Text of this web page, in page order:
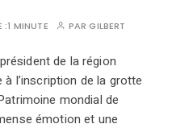
:1 MINUTE PARGILBERT
de la région
l’inscription de la grotte
mondial de
émotion et une